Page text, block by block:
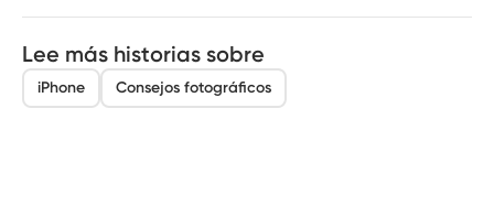
Lee más historias sobre
iPhone Consejos fotográficos